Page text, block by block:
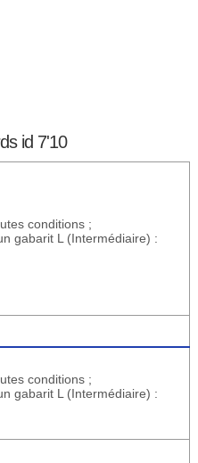
id 7'10
conditions ;
gabarit L (Intermédiaire) :
conditions ;
gabarit L (Intermédiaire) :